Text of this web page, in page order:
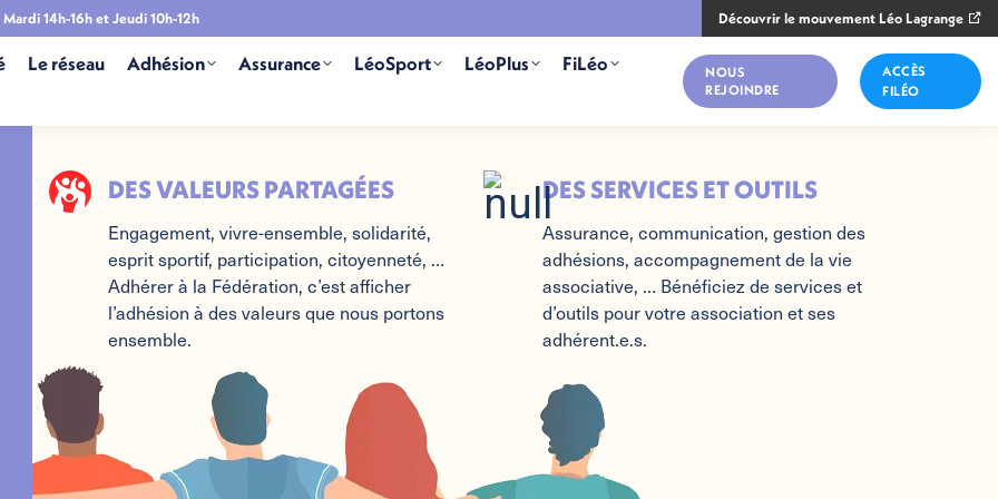
Mardi 14h-16h et Jeudi 10h-12h Découvrir le mouvement Léo Lagrange
Le réseau Adhésion Assurance LéoSport LéoPlus FiLéo
NOUS
REJOINDRE
ACCÈS
FILÉO
DES VALEURS PARTAGÉES
Engagement, vivre-ensemble, solidarité,
esprit sportif, participation, citoyenneté, …
Adhérer à la Fédération, c’est afficher
l’adhésion à des valeurs que nous portons
ensemble.
DES SERVICES ET OUTILS
Assurance, communication, gestion des
adhésions, accompagnement de la vie
associative, … Bénéficiez de services et
d’outils pour votre association et ses
adhérent.e.s.